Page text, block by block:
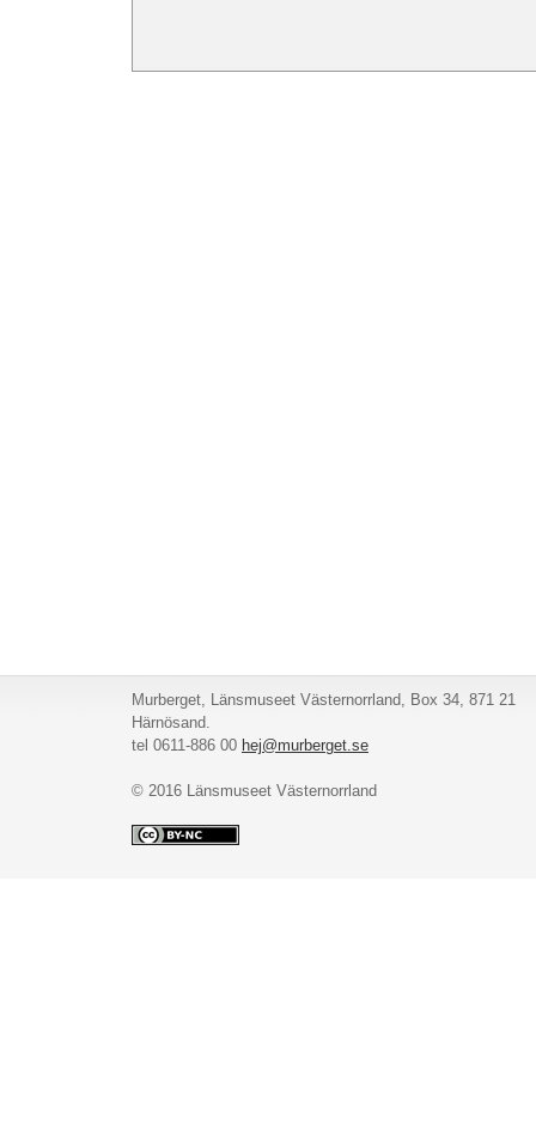
Murberget, Länsmuseet Västernorrland, Box 34, 871 21
Härnösand.
tel 0611-886 00 hej@murberget.se
© 2016 Länsmuseet Västernorrland